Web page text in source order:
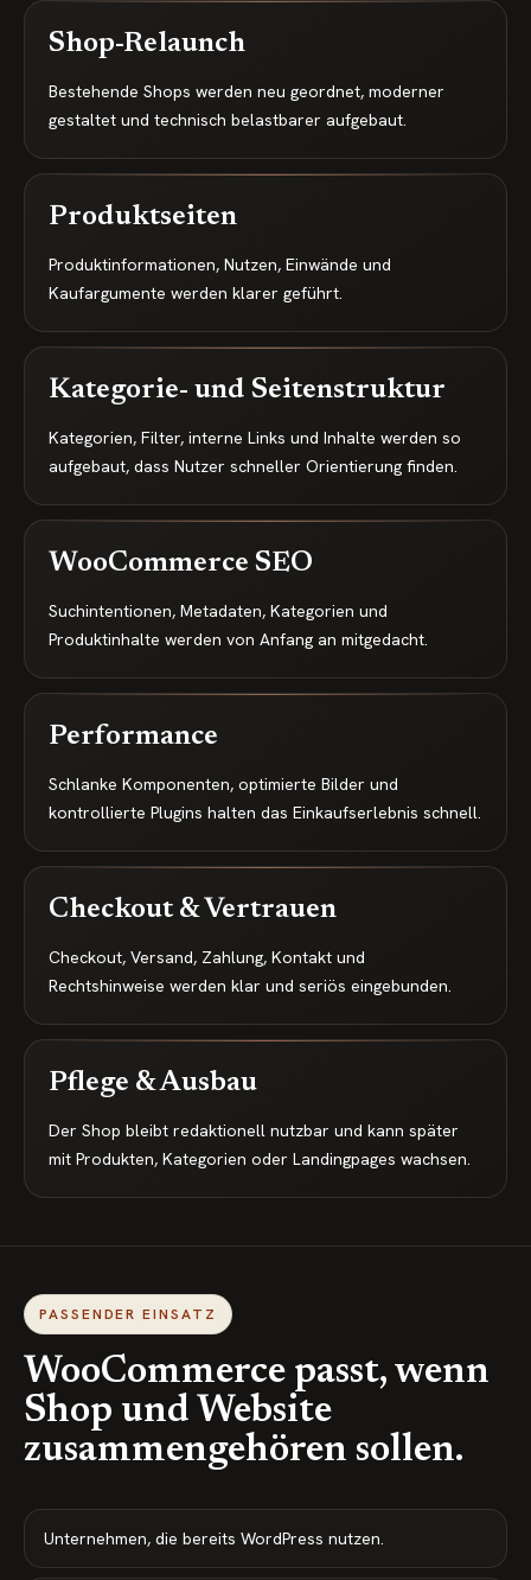
Shop-Relaunch
Bestehende Shops werden neu geordnet, moderner
gestaltet und technisch belastbarer aufgebaut.
Produktseiten
Produktinformationen, Nutzen, Einwände und
Kaufargumente werden klarer geführt.
Kategorie- und Seitenstruktur
Kategorien, Filter, interne Links und Inhalte werden so
aufgebaut, dass Nutzer schneller Orientierung finden.
WooCommerce SEO
Suchintentionen, Metadaten, Kategorien und
Produktinhalte werden von Anfang an mitgedacht.
Performance
Schlanke Komponenten, optimierte Bilder und
kontrollierte Plugins halten das Einkaufserlebnis schnell.
Checkout & Vertrauen
Checkout, Versand, Zahlung, Kontakt und
Rechtshinweise werden klar und seriös eingebunden.
Pflege & Ausbau
Der Shop bleibt redaktionell nutzbar und kann später
mit Produkten, Kategorien oder Landingpages wachsen.
PASSENDER EINSATZ
WooCommerce passt, wenn
Shop und Website
zusammengehören sollen.
Unternehmen, die bereits WordPress nutzen.